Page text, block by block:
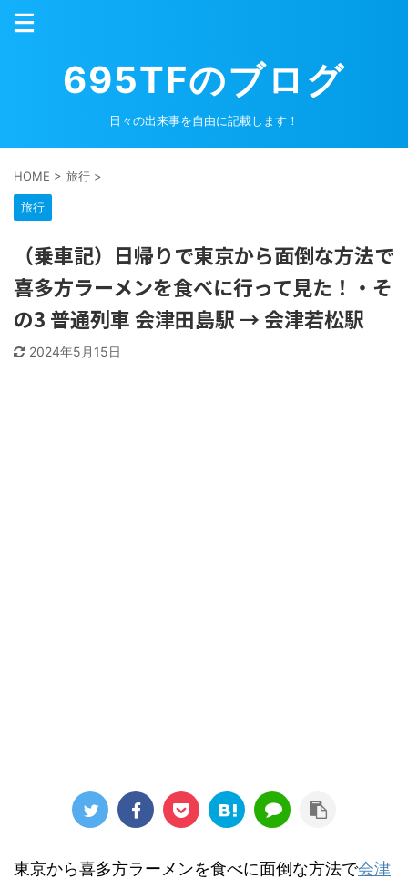
695TFのブログ
日々の出来事を自由に記載します！
HOME > 旅行 >
旅行
（乗車記）日帰りで東京から面倒な方法で
喜多方ラーメンを食べに行って見た！・そ
の3 普通列車 会津田島駅 → 会津若松駅
2024年5月15日
東京から喜多方ラーメンを食べに面倒な方法で会津